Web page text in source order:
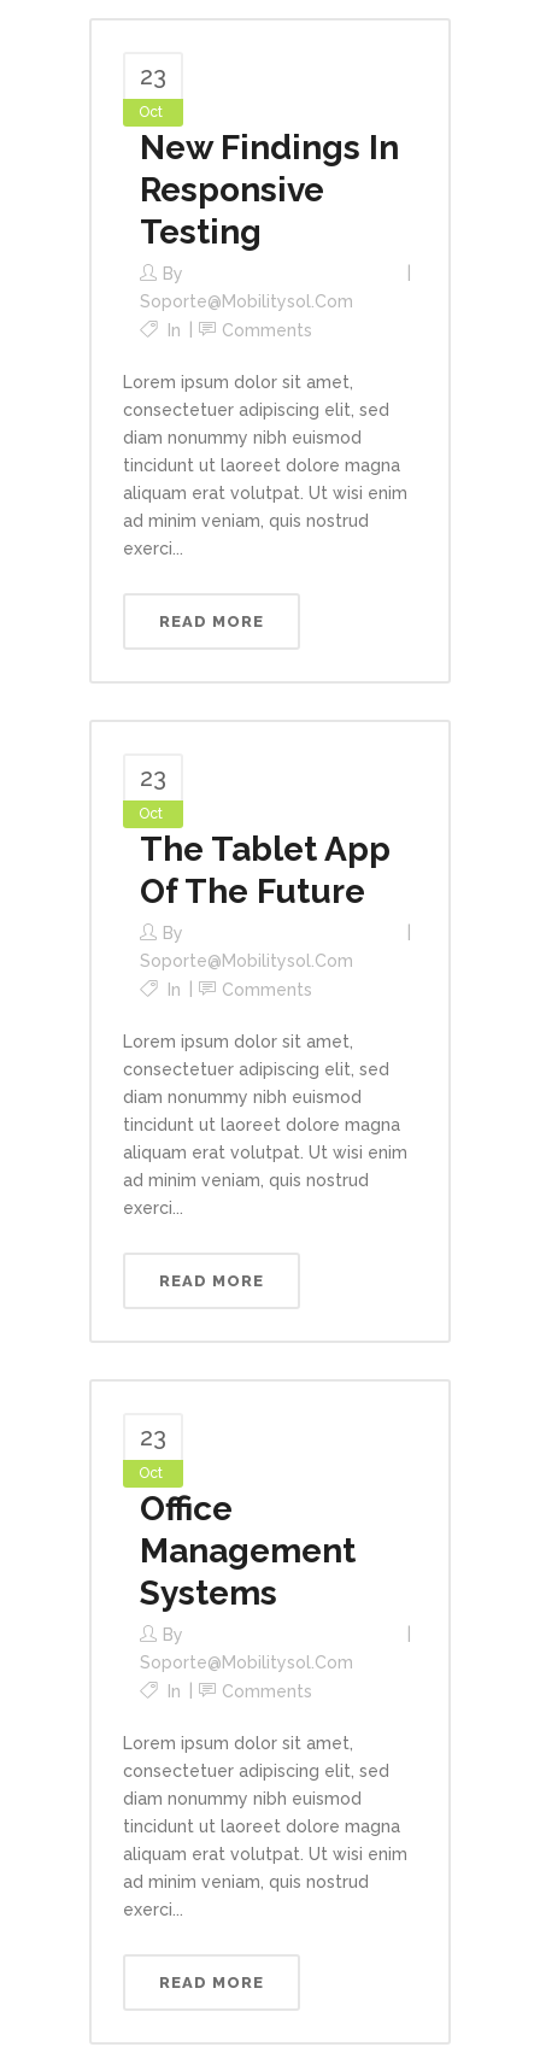
23
Oct
New Findings In
Responsive
Testing
By
Soporte@mobilitysol.com
In
Comments
Lorem ipsum dolor sit amet,
consectetuer adipiscing elit, sed
diam nonummy nibh euismod
tincidunt ut laoreet dolore magna
aliquam erat volutpat. Ut wisi enim
ad minim veniam, quis nostrud
exerci...
READ MORE
23
Oct
The Tablet App
Of The Future
By
Soporte@mobilitysol.com
In
Comments
Lorem ipsum dolor sit amet,
consectetuer adipiscing elit, sed
diam nonummy nibh euismod
tincidunt ut laoreet dolore magna
aliquam erat volutpat. Ut wisi enim
ad minim veniam, quis nostrud
exerci...
READ MORE
23
Oct
Office
Management
Systems
By
Soporte@mobilitysol.com
In
Comments
Lorem ipsum dolor sit amet,
consectetuer adipiscing elit, sed
diam nonummy nibh euismod
tincidunt ut laoreet dolore magna
aliquam erat volutpat. Ut wisi enim
ad minim veniam, quis nostrud
exerci...
READ MORE